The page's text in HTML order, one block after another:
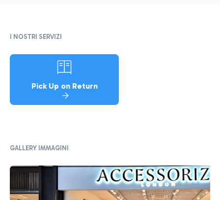
I NOSTRI SERVIZI
Pick Up on Return
GALLERY IMMAGINI